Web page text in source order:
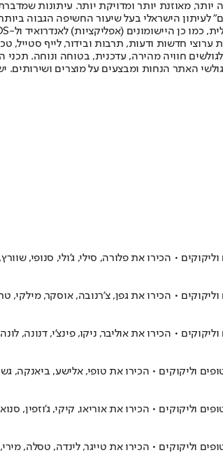
מאוזנת יותר ומדויקת יותר. עיתונות
הראשונה פורסמה ב-30 ביולי 2007, וב-2010 הפך "ישראל היום" לעיתון
חדשות ודעות, תרבות ובידור, לייף סטייל,
לגולשים חוויה מהירה, עדכנית, בטוחה ונוחה.
האתר הנחות ומבצעים על מוצרים ושירותים.
• הכירו את פלורה, סילי, ג'ולי, סנופי,
• הכירו את גפן, צ'רנובה, אוסקר, מילקי,
• הכירו את אוליבר, ניקו, פינצ'י, דנונה,
וליקוקים • הכירו את טופי, אלישע, ביאנקה,
• הכירו את אוריאו, קיקי, ג'וזפין,
• הכירו את טייגר, לינדה, טסלה, מירי,